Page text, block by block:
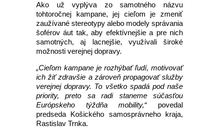
Ako už vyplýva zo samotného názvu
tohtoročnej kampane, jej cieľom je zmeniť
zaužívané stereotypy alebo modely správania
šoférov áut tak, aby efektívnejšie a pre nich
samotných, aj lacnejšie, využívali široké
možnosti verejnej dopravy.
„Cieľom kampane je rozhýbať ľudí, motivovať
ich žiť zdravšie a zároveň propagovať služby
verejnej dopravy. To všetko spadá pod naše
priority, preto sa radi staneme súčasťou
Európskeho týždňa mobility,“povedal
predseda Košického samosprávneho kraja,
Rastislav Trnka.